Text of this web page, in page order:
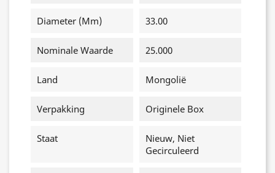
Diameter (mm) 33.00
Nominale Waarde 25.000
Land Mongolië
Verpakking Originele Box
Staat
Nieuw, Niet
Gecirculeerd